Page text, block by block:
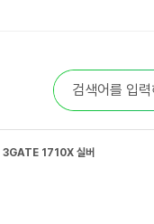
합
검
색
3GATE 1710X 실버